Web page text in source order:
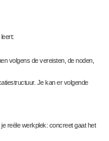
volgens de vereisten, de noden,
Je kan er volgende
reële werkplek: concreet gaat het